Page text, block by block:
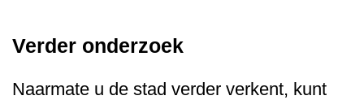
Verder onderzoek
Naarmate u de stad verder verkent, kunt